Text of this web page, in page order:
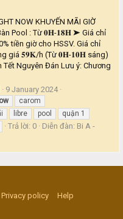
NOW KHUYẾN MÃI GIỜ
Pool : Từ 𝟎𝐇-𝟏𝟖𝐇 ➤ Giá chỉ
tiền giờ cho HSSV. Giá chỉ
giá 𝟓𝟗𝐊/h (Từ 𝟎𝐇-𝟏𝟎𝐇 sáng)
Nguyên Đán Lưu ý: Chương
9 January 2024
carom
libre pool
quận 1
Trả lời: 0 Diễn đàn: Bi A -
Privacy policy
Help